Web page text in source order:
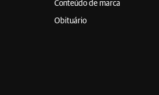
Conteúdo de marca
Obituário